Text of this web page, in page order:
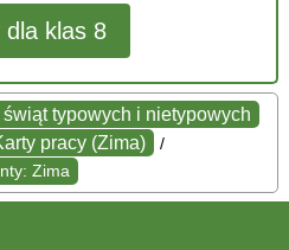
dla klas 8
typowych i nietypowych
pracy (Zima)
/
Zima